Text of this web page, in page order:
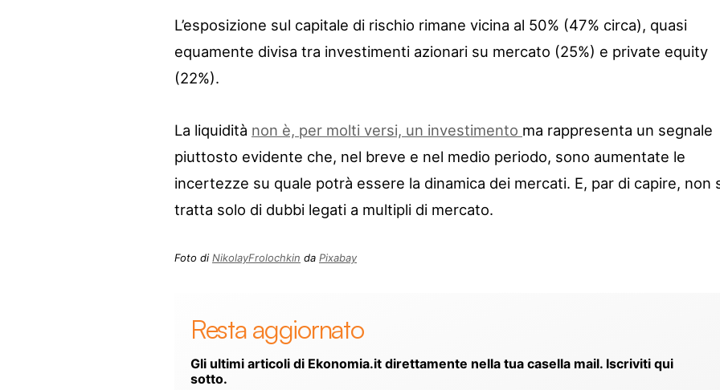
L’esposizione sul capitale di rischio rimane vicina al 50% (47% circa), quasi
equamente divisa tra investimenti azionari su mercato (25%) e private equity
(22%).
La liquidità non è, per molti versi, un investimento ma rappresenta un segnale
piuttosto evidente che, nel breve e nel medio periodo, sono aumentate le
incertezze su quale potrà essere la dinamica dei mercati. E, par di capire, non
tratta solo di dubbi legati a multipli di mercato.
Foto di NikolayFrolochkin da Pixabay
Resta aggiornato
Gli ultimi articoli di Ekonomia.it direttamente nella tua casella mail. Iscriviti qui
sotto.